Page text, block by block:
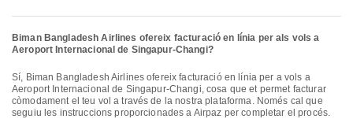
Biman Bangladesh Airlines ofereix facturació en línia per als vols a
Aeroport Internacional de Singapur-Changi?
Sí, Biman Bangladesh Airlines ofereix facturació en línia per a vols a
Aeroport Internacional de Singapur-Changi, cosa que et permet facturar
còmodament el teu vol a través de la nostra plataforma. Només cal que
seguiu les instruccions proporcionades a Airpaz per completar el procés.